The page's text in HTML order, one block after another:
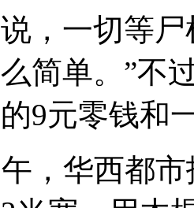
一切等尸
简单。”不
9元零钱和
华西都市